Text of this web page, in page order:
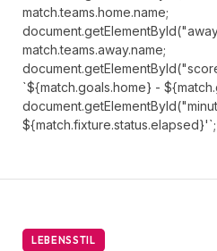
match.teams.home.name;
match.teams.away.name;
`${match.goals.home} -
LEBENSSTIL